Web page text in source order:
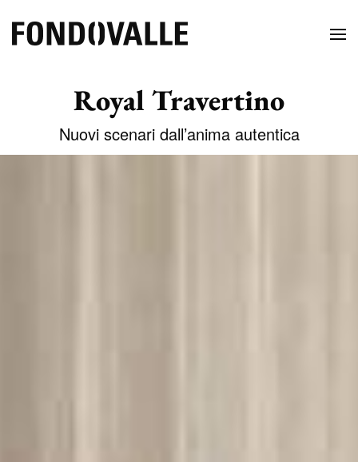
Nuovi scenari dall’anima autentica
Royal Travertino